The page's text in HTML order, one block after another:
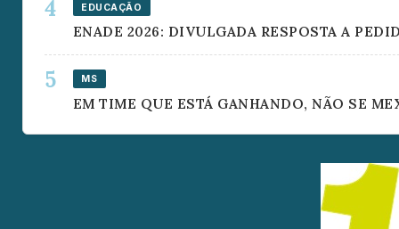
EDUCAÇÃO
ENADE 2026: DIVULGADA RESPOSTA A
MS
EM TIME QUE ESTÁ GANHANDO, NÃO SE